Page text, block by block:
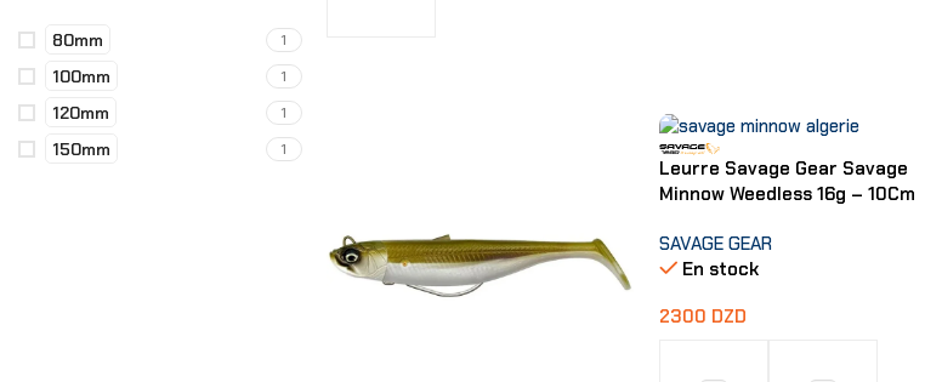
80mm 1
100mm 1
120mm 1
150mm 1
Leurre Savage Gear Savage
Minnow Weedless 16g – 10Cm
SAVAGE GEAR
En stock
2300 DZD